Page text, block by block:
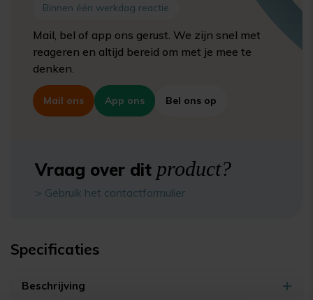
Binnen één werkdag reactie
Mail, bel of app ons gerust. We zijn snel met
reageren en altijd bereid om met je mee te
denken.
Mail ons App ons Bel ons op
Vraag over dit product?
> Gebruik het contactformulier
Specificaties
Beschrijving